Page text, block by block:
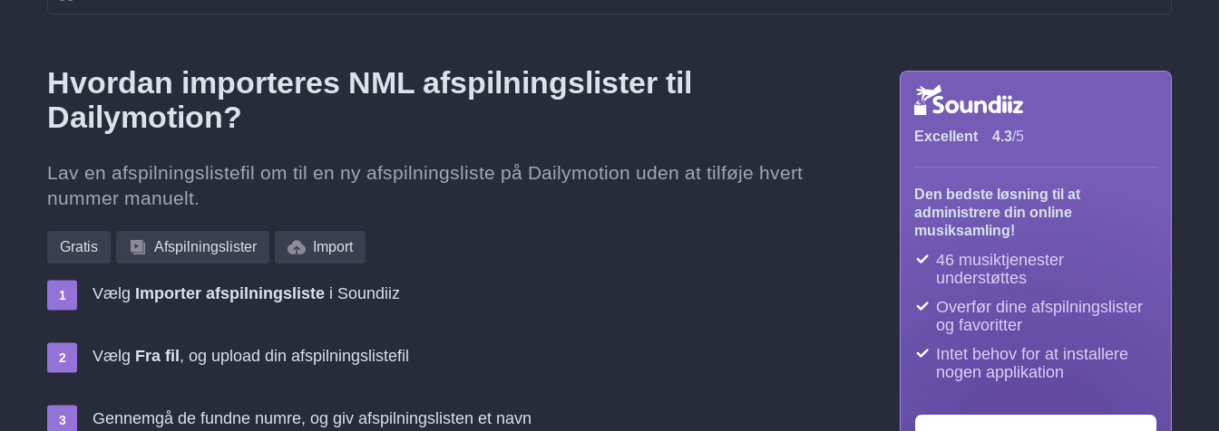
Hvordan importeres NML afspilningslister til
Dailymotion?
Lav en afspilningslistefil om til en ny afspilningsliste på Dailymotion uden at tilføje hvert
nummer manuelt.
Gratis Afspilningslister Import
Vælg Importer afspilningsliste i Soundiiz
Vælg Fra fil , og upload din afspilningslistefil
Gennemgå de fundne numre, og giv afspilningslisten et navn
Excellent 4.3/5
Den bedste løsning til at
administrere din online
musiksamling!
46 musiktjenester
understøttes
Overfør dine afspilningslister
og favoritter
Intet behov for at installere
nogen applikation